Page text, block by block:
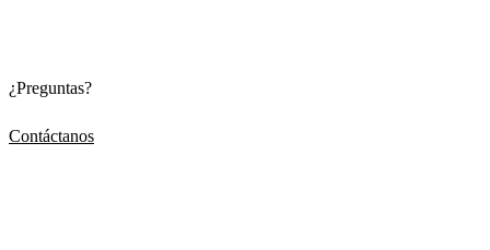
¿Preguntas?
Contáctanos